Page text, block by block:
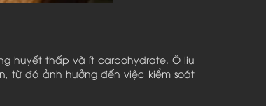
huyết thấp và ít carbohydrate. Ô liu
từ đó ảnh hưởng đến việc kiểm soát